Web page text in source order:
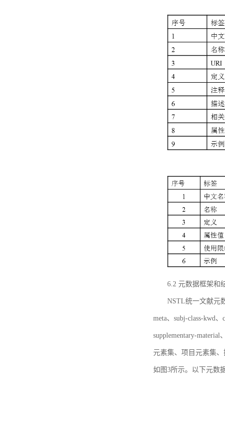
6.2 元数据框架和
NSTL统一文献元
meta、subj-class-kwd
supplementary-
元素集、项目元素集
如图3所示。以下元数